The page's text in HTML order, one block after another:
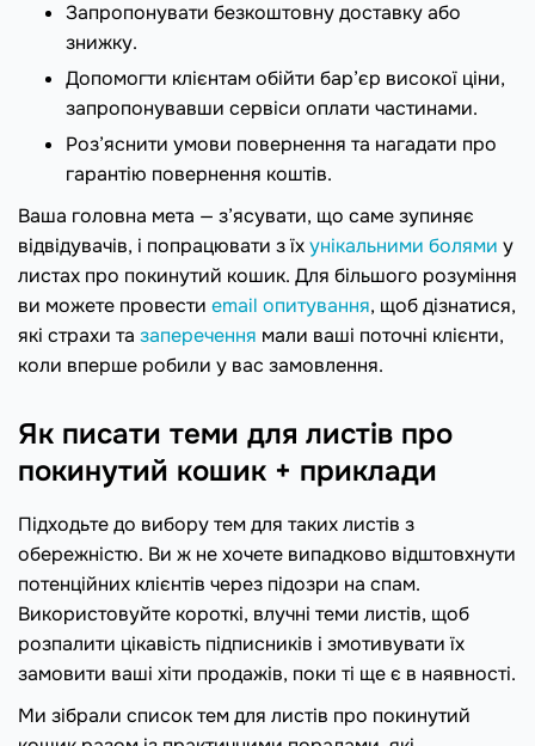
Запропонувати безкоштовну доставку або
знижку.
Допомогти клієнтам обійти бар’єр високої ціни,
запропонувавши сервіси оплати частинами.
Роз’яснити умови повернення та нагадати про
гарантію повернення коштів.
Ваша головна мета — з’ясувати, що саме зупиняє
відвідувачів, і попрацювати з їхунікальними болями у
листах про покинутий кошик. Для більшого розуміння
ви можете провести email опитування, щоб дізнатися,
які страхи та заперечення мали ваші поточні клієнти,
коли вперше робили у вас замовлення.
Як писати теми для листів про
покинутий кошик + приклади
Підходьте до вибору тем для таких листів з
обережністю. Ви ж не хочете випадково відштовхнути
потенційних клієнтів через підозри на спам.
Використовуйте короткі, влучні теми листів, щоб
розпалити цікавість підписників і змотивувати їх
замовити ваші хіти продажів, поки ті ще є в наявності.
Ми зібрали список тем для листів про покинутий